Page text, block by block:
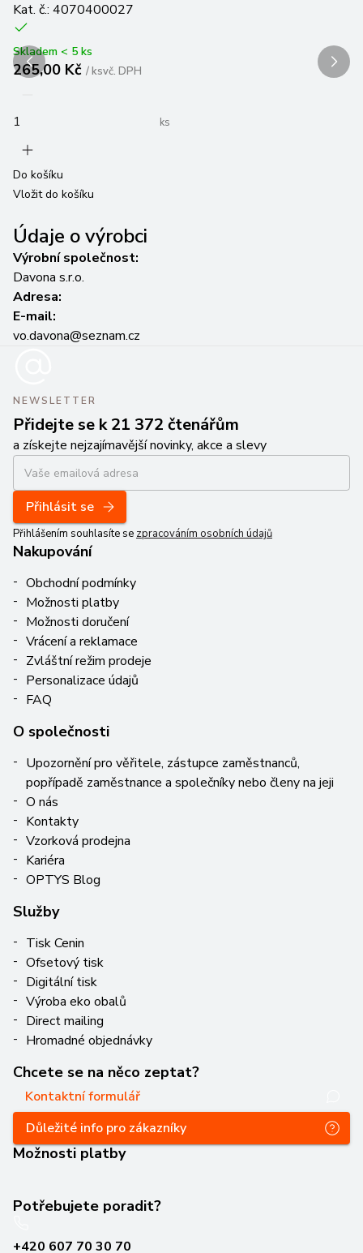
Kat. č.: 4070400027
Skladem < 5 ks
265,00 Kč /ksvč. DPH
ks
Do košíku
Vložit do košíku
Údaje o výrobci
Výrobní společnost:
Davona s.r.o.
Adresa:
E-mail:
vo.davona@seznam.cz
NEWSLETTER
Přidejte se k 21 372 čtenářům
a získejte nejzajímavější novinky, akce a slevy
Přihlásit se
Přihlášením souhlasíte se zpracováním osobních údajů
Nakupování
Obchodní podmínky
Možnosti platby
Možnosti doručení
Vrácení a reklamace
Zvláštní režim prodeje
Personalizace údajů
FAQ
O společnosti
Upozornění pro věřitele, zástupce zaměstnanců,
popřípadě zaměstnance a společníky nebo členy na jeji
O nás
Kontakty
Vzorková prodejna
Kariéra
OPTYS Blog
Služby
Tisk Cenin
Ofsetový tisk
Digitální tisk
Výroba eko obalů
Direct mailing
Hromadné objednávky
Chcete se na něco zeptat?
Kontaktní formulář
Důležité info pro zákazníky
Možnosti platby
Potřebujete poradit?
+420 607 70 30 70